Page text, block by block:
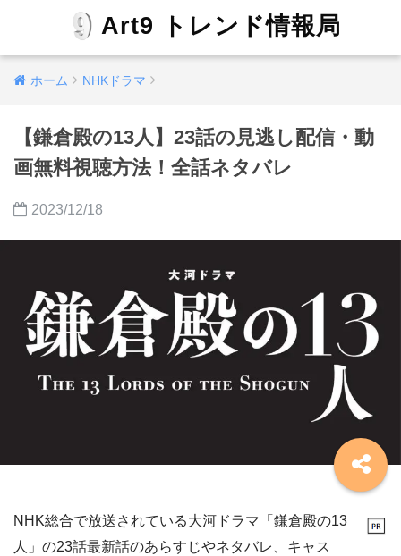
Art9 トレンド情報局
ホーム NHKドラマ
【鎌倉殿の13人】23話の見逃し配信・動
画無料視聴方法！全話ネタバレ
2023/12/18
NHK総合で放送されている大河ドラマ「鎌倉殿の13
人」の23話最新話のあらすじやネタバレ、キャス